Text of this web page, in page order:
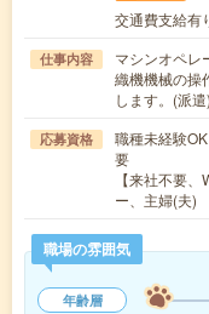
交通費支給有
仕事内容
マシンオペレ
織機機械の操
します。(派
応募資格
職種未経験
要
【来社不要
ー、主婦(夫)
職場の雰囲気
年齢層